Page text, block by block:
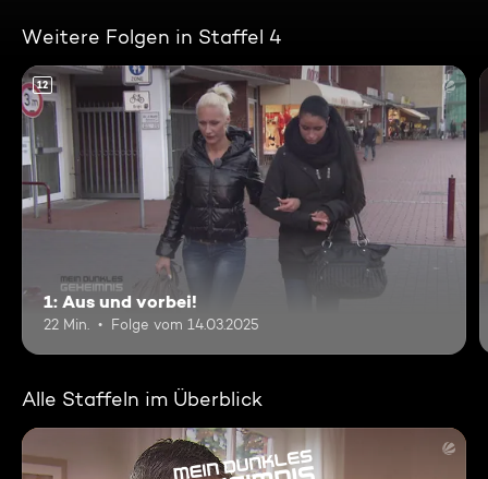
Weitere Folgen in Staffel 4
12
1: Aus und vorbei!
22 Min. Folge vom 14.03.2025
Alle Staffeln im Überblick